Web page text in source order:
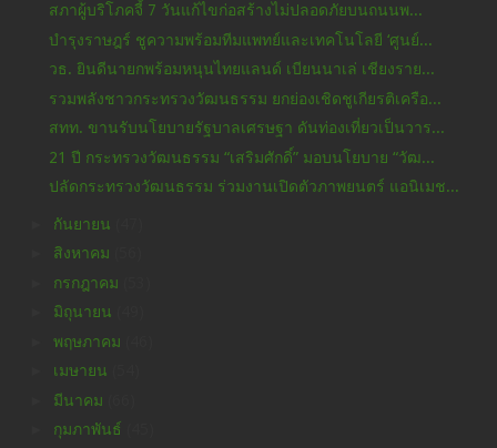
สภาผู้บริโภคจี้ 7 วันแก้ไขก่อสร้างไม่ปลอดภัยบนถนนพ...
บำรุงราษฎร์ ชูความพร้อมทีมแพทย์และเทคโนโลยี ‘ศูนย์...
วธ. ยินดีนายกพร้อมหนุนไทยแลนด์ เบียนนาเล่ เชียงราย...
รวมพลังชาวกระทรวงวัฒนธรรม ยกย่องเชิดชูเกียรติเครือ...
สทท. ขานรับนโยบายรัฐบาลเศรษฐา ดันท่องเที่ยวเป็นวาร...
21 ปี กระทรวงวัฒนธรรม “เสริมศักดิ์” มอบนโยบาย “วัฒ...
ปลัดกระทรวงวัฒนธรรม ร่วมงานเปิดตัวภาพยนตร์ แอนิเมช...
กันยายน
สิงหาคม
กรกฎาคม
มิถุนายน
พฤษภาคม
เมษายน
มีนาคม
กุมภาพันธ์